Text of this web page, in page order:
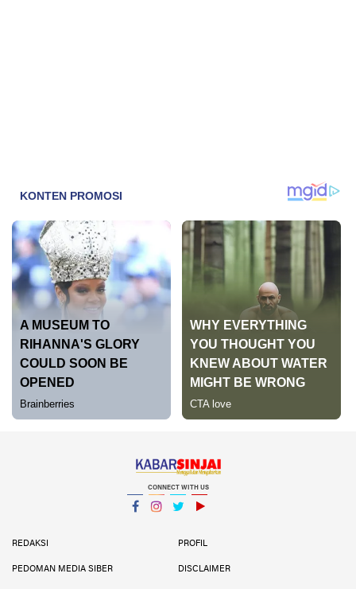
CONNECT WITH US
REDAKSI
PROFIL
PEDOMAN MEDIA SIBER DISCLAIMER